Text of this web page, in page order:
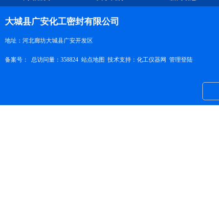
大城县广安化工密封有限公司
地址：河北廊坊大城县广安开发区
备案号： 总访问量：358824 站点地图 技术支持： 化工仪器网 管理登陆